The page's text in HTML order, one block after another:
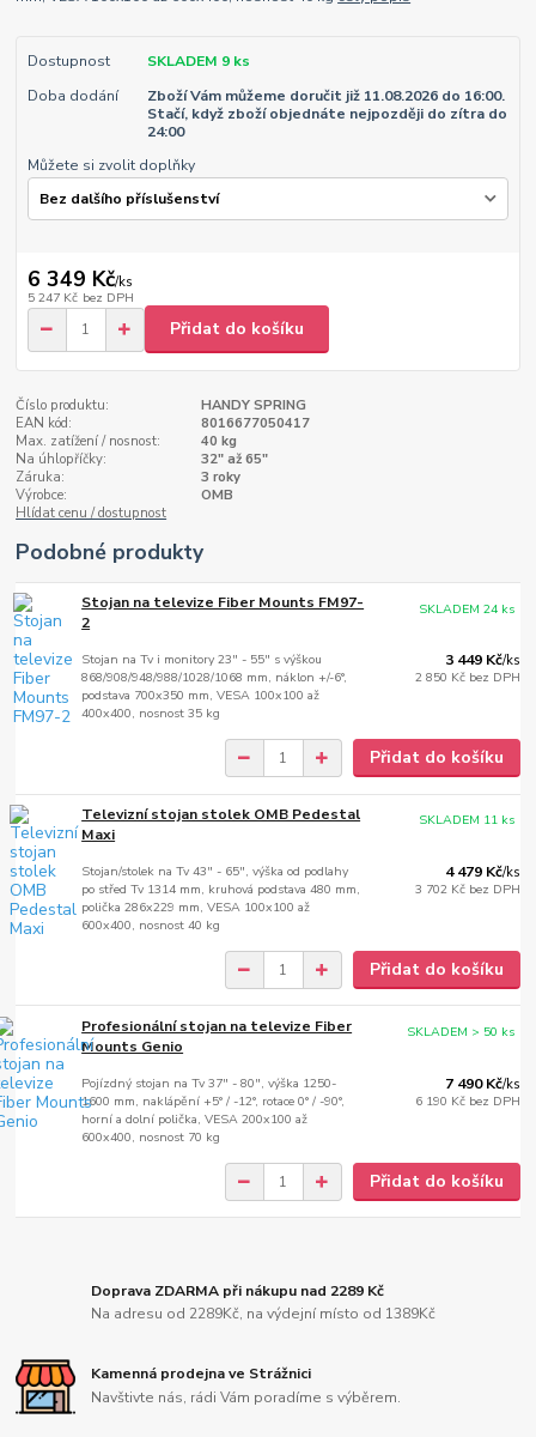
Dostupnost
SKLADEM 9 ks
Doba dodání
Zboží Vám můžeme doručit již 11.08.2026 do 16:00.
Stačí, když zboží objednáte nejpozději do zítra do
24:00
Můžete si zvolit doplňky
6 349 Kč/ks
5 247 Kč bez DPH
Přidat do košíku
Číslo produktu:
HANDY SPRING
EAN kód:
8016677050417
Max. zatížení / nosnost:
40 kg
Na úhlopříčky:
32" až 65"
Záruka:
3 roky
Výrobce:
OMB
Hlídat cenu / dostupnost
Podobné produkty
Stojan na televize Fiber Mounts FM97-
2
Stojan na Tv i monitory 23" - 55" s výškou
868/908/948/988/1028/1068 mm, náklon +/-6°,
podstava 700x350 mm, VESA 100x100 až
400x400, nosnost 35 kg
3 449 Kč/ks
2 850 Kč bez DPH
SKLADEM 24 ks
Přidat do košíku
Televizní stojan stolek OMB Pedestal
Maxi
Stojan/stolek na Tv 43" - 65", výška od podlahy
po střed Tv 1314 mm, kruhová podstava 480 mm,
polička 286x229 mm, VESA 100x100 až
600x400, nosnost 40 kg
4 479 Kč/ks
3 702 Kč bez DPH
SKLADEM 11 ks
Přidat do košíku
Profesionální stojan na televize Fiber
Mounts Genio
Pojízdný stojan na Tv 37" - 80", výška 1250-
1600 mm, naklápění +5° / -12°, rotace 0° / -90°,
horní a dolní polička, VESA 200x100 až
600x400, nosnost 70 kg
7 490 Kč/ks
6 190 Kč bez DPH
SKLADEM > 50 ks
Přidat do košíku
Doprava ZDARMA při nákupu nad 2289 Kč
Na adresu od 2289Kč, na výdejní místo od 1389Kč
Kamenná prodejna ve Strážnici
Navštivte nás, rádi Vám poradíme s výběrem.